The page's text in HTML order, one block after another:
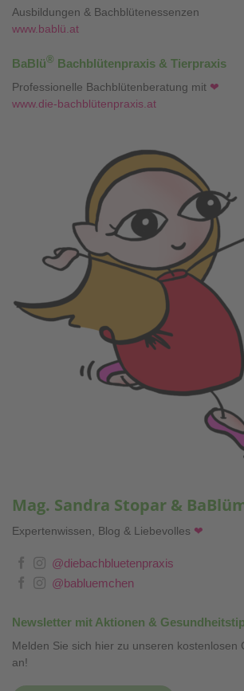
Ausbildungen & Bachblütenessenzen
www.bablü.at
BaBlü® Bachblütenpraxis & Tierpraxis
Professionelle Bachblütenberatung mit ❤
www.die-bachblütenpraxis.at
Mag. Sandra Stopar &
Expertenwissen, Blog & Liebevolles ❤
@diebachbluetenpraxis
@babluemchen
Newsletter mit Aktionen &
Melden Sie sich hier zu unseren kostenlosen
an!